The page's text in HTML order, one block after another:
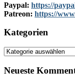
Paypal: https://
Patreon: https://
Kategorien
Kategorien
Neueste